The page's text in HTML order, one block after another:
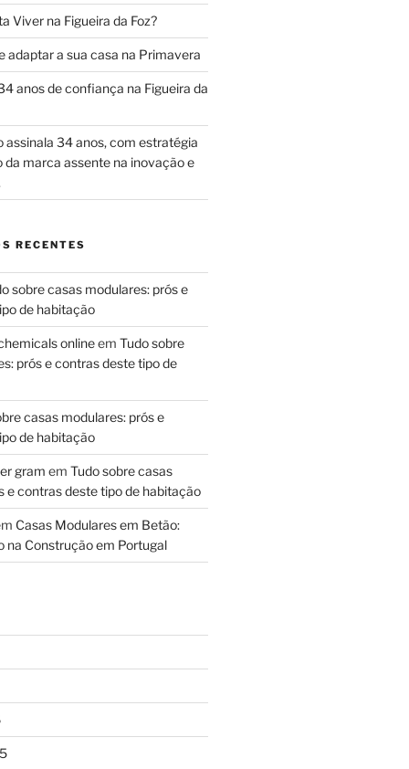
Viver na Figueira da Foz?
adaptar a sua casa na Primavera
anos de confiança na Figueira da
assinala 34 anos, com estratégia
da marca assente na inovação e
RECENTES
sobre casas modulares: prós e
de habitação
onlineem Tudo sobre
prós e contras deste tipo de
casas modulares: prós e
de habitação
gram em Tudo sobre casas
e contras deste tipo de habitação
Casas Modulares em Betão:
na Construção em Portugal